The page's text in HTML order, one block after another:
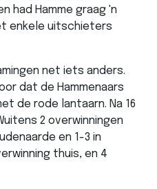
had Hamme graag 'n
enkele uitschieters
net iets anders.
dat de Hammenaars
de rode lantaarn. Na 16
2 overwinningen
en 1-3 in
thuis, en 4